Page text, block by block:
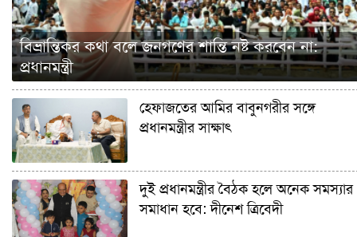
বিভ্রান্তিকর কথা বলে জনগণের শান্তি নষ্ট করবেন না:
প্রধানমন্ত্রী
হেফাজতের আমির বাবুনগরীর সঙ্গে
প্রধানমন্ত্রীর সাক্ষাৎ
দুই প্রধানমন্ত্রীর বৈঠক হলে অনেক সমস্যার
সমাধান হবে: দীনেশ ত্রিবেদী